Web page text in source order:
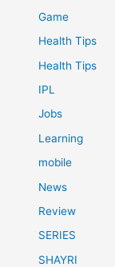
Game
Health Tips
Health Tips
IPL
Jobs
Learning
mobile
News
Review
SERIES
SHAYRI